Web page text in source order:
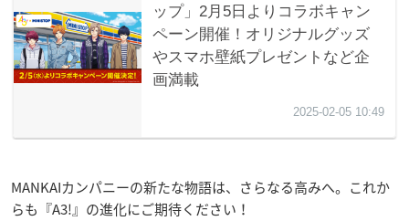
MANKAIカンパニーの新たな物語は、さらなる高みへ。これか
らも『A3!』の進化にご期待ください！